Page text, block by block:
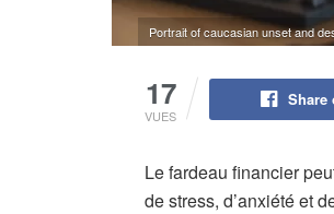
Portrait of caucasian unset and
17
VUES
Share
Le fardeau financier
de stress, d’anxiété et